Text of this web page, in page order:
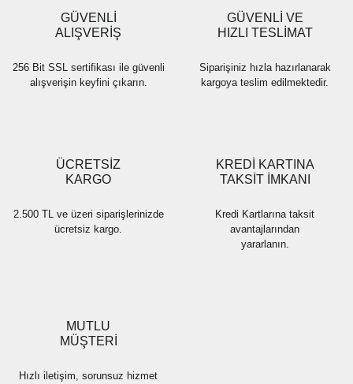
Ürün fiyatı diğer sitelerden daha pahalı.
Bu ürüne benzer farklı alternatifler olmalı.
GÜVENLİ
ALIŞVERİŞ
256 Bit SSL sertifikası ile güvenli
alışverişin keyfini çıkarın.
GÜVENLİ VE
HIZLI TESLİMAT
Siparişiniz hızla hazırlanarak
kargoya teslim edilmektedir.
ÜCRETSİZ
KARGO
2.500 TL ve üzeri siparişlerinizde
ücretsiz kargo.
KREDİ KARTINA
TAKSİT İMKANI
Kredi Kartlarına taksit
avantajlarından
yararlanın.
MUTLU
MÜŞTERİ
Hızlı iletişim, sorunsuz hizmet